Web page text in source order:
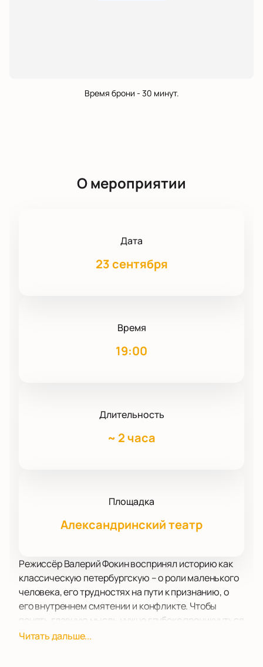
Время брони - 30 минут.
О мероприятии
Дата
23 сентября
Время
19:00
Длительность
~ 2 часа
Площадка
Александринский театр
Режиссёр Валерий Фокин воспринял историю как
классическую петербургскую – о роли маленького
человека, его трудностях на пути к признанию, о
его внутреннем смятении и конфликте. Чтобы
понять главную мысль нужно глубоко проникнуться
событиями жизни женщины, а также научится вести
Читать дальше...